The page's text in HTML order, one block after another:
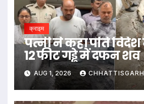
क्राइम
पत्नी ने कहा पति
12 फीट गड्ढे में दफन शव
AUG 1, 2026